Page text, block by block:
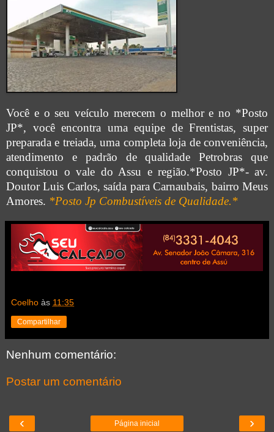
Você e o seu veículo merecem o melhor e no *Posto
JP*, você encontra uma equipe de Frentistas, super
preparada e treiada, uma completa loja de conveniência,
atendimento e padrão de qualidade Petrobras que
conquistou o vale do Assu e região.*Posto JP*- av.
Doutor Luis Carlos, saída para Carnaubais, bairro Meus
Amores. *Posto Jp Combustíveis de Qualidade.*
Coelho às 11:35
Compartilhar
Nenhum comentário:
Postar um comentário
‹ ›
Página inicial